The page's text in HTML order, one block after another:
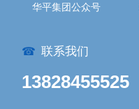
华平集团公众号
☎ 联系我们
13828455525